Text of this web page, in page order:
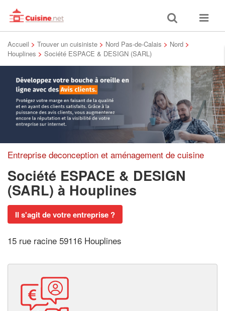
Toggle
search
Toggle
Accueil > Trouver un cuisiniste > Nord Pas-de-Calais > Nord >
Houplines > Société ESPACE & DESIGN (SARL)
Entreprise deconception et aménagement de cuisine
Société ESPACE & DESIGN
(SARL) à Houplines
Il s'agit de votre entreprise ?
15 rue racine 59116 Houplines